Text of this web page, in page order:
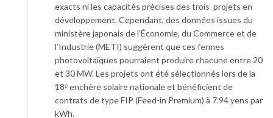
exacts ni les capacités précises des trois projets en
développement. Cependant, des données issues du
ministère japonais de l’Économie, du Commerce et de
l’Industrie (METI) suggèrent que ces fermes
photovoltaïques pourraient produire chacune entre 20
et 30 MW. Les projets ont été sélectionnés lors de la
18ᵉ enchère solaire nationale et bénéficient de
contrats de type FIP (Feed-in Premium) à 7.94 yens par
kWh.